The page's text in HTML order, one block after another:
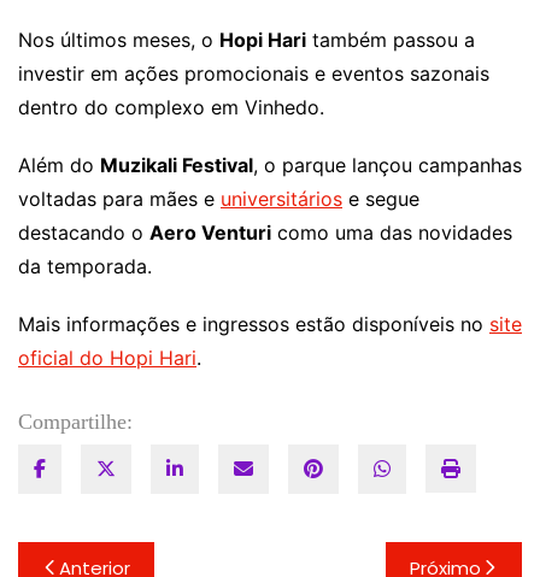
Nos últimos meses, o Hopi Hari também passou a
investir em ações promocionais e eventos sazonais
dentro do complexo em Vinhedo.
Além do Muzikali Festival, o parque lançou campanhas
voltadas para mães e universitários e segue
destacando o Aero Venturi como uma das novidades
da temporada.
Mais informações e ingressos estão disponíveis no site
oficial do Hopi Hari.
Compartilhe:
Navegação
Anterior Próximo